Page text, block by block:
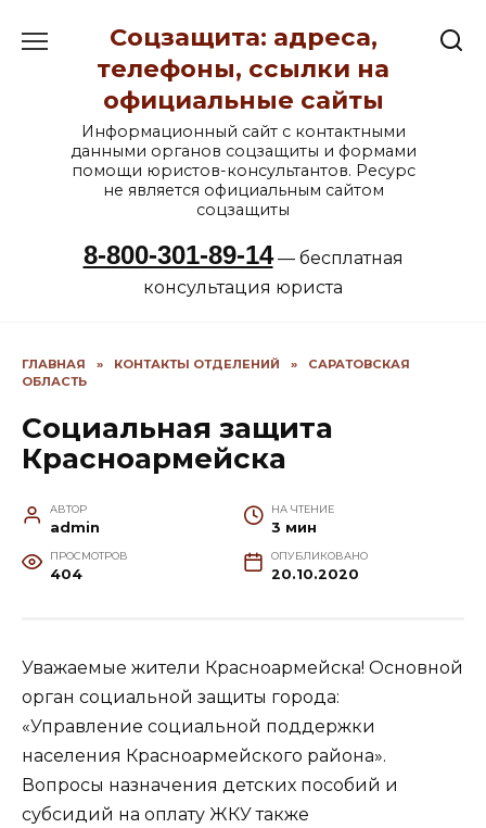
содержанию
Соцзащита: адреса,
телефоны, ссылки на
официальные сайты
Информационный сайт с контактными
данными органов соцзащиты и формами
помощи юристов-консультантов. Ресурс
не является официальным сайтом
соцзащиты
8-800-301-89-14— бесплатная
консультация юриста
ГЛАВНАЯ » КОНТАКТЫ ОТДЕЛЕНИЙ »
САРАТОВСКАЯ
ОБЛАСТЬ
Социальная защита
Красноармейска
АВТОР
admin
НА ЧТЕНИЕ
3 мин
ПРОСМОТРОВ
404
ОПУБЛИКОВАНО
20.10.2020
Уважаемые жители Красноармейска! Основной
орган социальной защиты города:
«Управление социальной поддержки
населения Красноармейского района».
Вопросы назначения детских пособий и
субсидий на оплату ЖКУ также